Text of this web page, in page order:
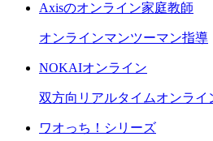
Axisのオンライン家庭教師
オンラインマンツーマン指導
NOKAIオンライン
双方向リアルタイムオンライ
ワオっち！シリーズ